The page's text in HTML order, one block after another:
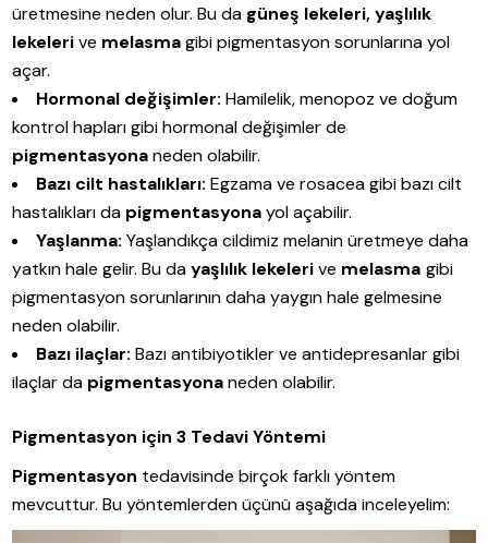
üretmesine neden olur. Bu da güneş lekeleri, yaşlılık
lekelerive melasmagibi pigmentasyon sorunlarına yol
açar.
Hormonal değişimler: Hamilelik, menopoz ve doğum
kontrol hapları gibi hormonal değişimler de
pigmentasyonaneden olabilir.
Bazı cilt hastalıkları: Egzama ve rosacea gibi bazı cilt
hastalıkları da pigmentasyonayol açabilir.
Yaşlanma: Yaşlandıkça cildimiz melanin üretmeye daha
yatkın hale gelir. Bu dayaşlılık lekelerive melasma gibi
pigmentasyon sorunlarının daha yaygın hale gelmesine
neden olabilir.
Bazı ilaçlar: Bazı antibiyotikler ve antidepresanlar gibi
ilaçlar da pigmentasyonaneden olabilir.
Pigmentasyon için 3 Tedavi Yöntemi
Pigmentasyon tedavisinde birçok farklı yöntem
mevcuttur. Bu yöntemlerden üçünü aşağıda inceleyelim: